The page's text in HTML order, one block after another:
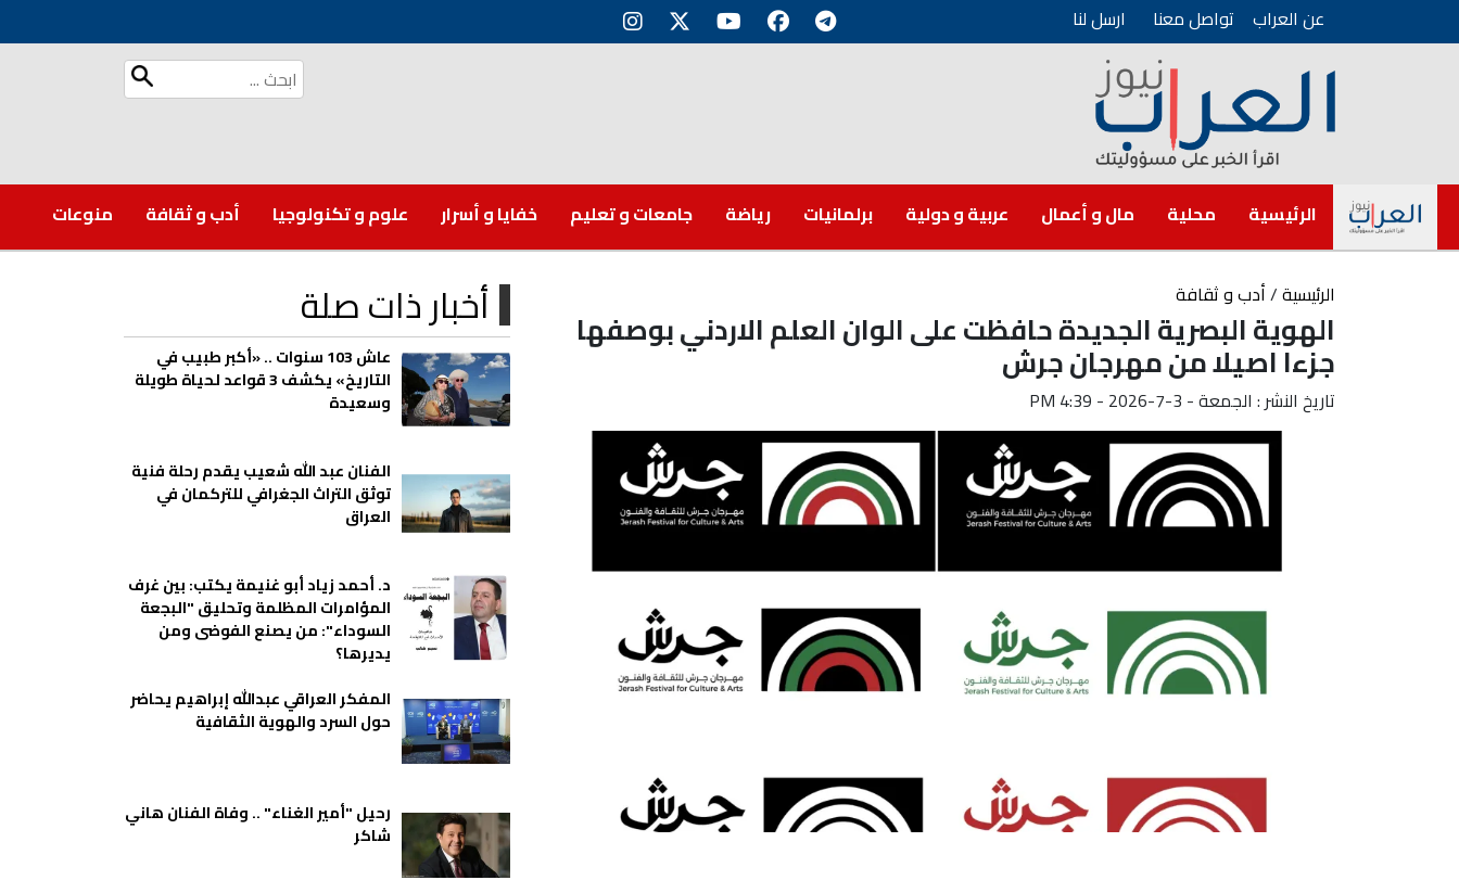
عن العراب تواصل معنا ارسل لنا
الرئيسية محلية مال و أعمال عربية و دولية برلمانيات رياضة جامعات و تعليم خفايا و أسرار علوم و تكنولوجيا أدب و ثقافة منوعات
الرئيسية/أدب و ثقافة
الهوية البصرية الجديدة حافظت على الوان العلم الاردني بوصفها
جزءا اصيلا من مهرجان جرش
تاريخ النشر : الجمعة - 3-7-2026 - 4:39 PM
أخبار ذات صلة
عاش 103 سنوات .. «أكبر طبيب في
التاريخ» يكشف 3 قواعد لحياة طويلة
وسعيدة
الفنان عبد الله شعيب يقدم رحلة فنية
توثق التراث الجغرافي للتركمان في
العراق
د. أحمد زياد أبو غنيمة يكتب: بين غرف
المؤامرات المظلمة وتحليق "البجعة
السوداء": من يصنع الفوضى ومن
يديرها؟
المفكر العراقي عبدالله إبراهيم يحاضر
حول السرد والهوية الثقافية
رحيل "أمير الغناء" .. وفاة الفنان هاني
شاكر